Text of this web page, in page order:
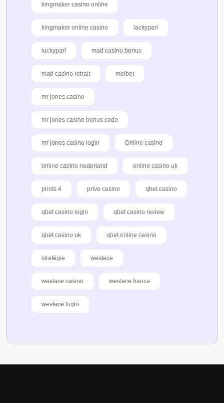
kingmaker casino online
kingmaker online casino lackypari
luckypari mad casino bonus
mad casino retrait melbet
mr jones casino
mr jones casino bonus code
mr jones casino login Online casino
online casino nederland online casino uk
pirots 4 prive casino qbet casino
qbet casino login qbet casino review
qbet casino uk qbet online casino
stratégie westace
westace casino westace france
westace login